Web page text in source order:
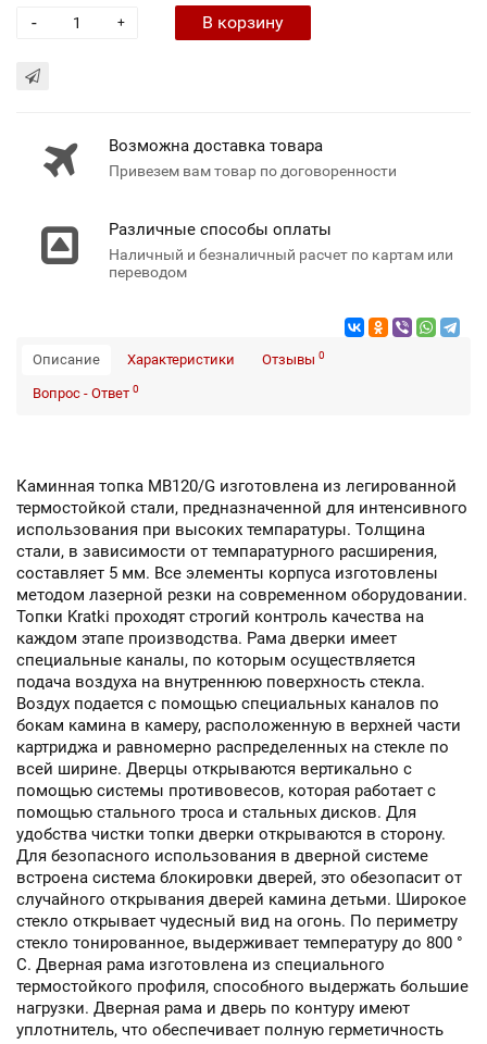
+
- В корзину
Возможна доставка товара
Привезем вам товар по договоренности
Различные способы оплаты
Наличный и безналичный расчет по картам или
переводом
Описание Характеристики Отзывы 0
Вопрос - Ответ 0
Каминная топка MB120/G изготовлена из легированной
термостойкой стали, предназначенной для интенсивного
использования при высоких темпаратуры. Толщина
стали, в зависимости от темпаратурного расширения,
составляет 5 мм. Все элементы корпуса изготовлены
методом лазерной резки на современном оборудовании.
Топки Kratki проходят строгий контроль качества на
каждом этапе производства. Рама дверки имеет
специальные каналы, по которым осуществляется
подача воздуха на внутреннюю поверхность стекла.
Воздух подается с помощью специальных каналов по
бокам камина в камеру, расположенную в верхней части
картриджа и равномерно распределенных на стекле по
всей ширине. Дверцы открываются вертикально с
помощью системы противовесов, которая работает с
помощью стального троса и стальных дисков. Для
удобства чистки топки дверки открываются в сторону.
Для безопасного использования в дверной системе
встроена система блокировки дверей, это обезопасит от
случайного открывания дверей камина детьми. Широкое
стекло открывает чудесный вид на огонь. По периметру
стекло тонированное, выдерживает температуру до 800 °
С. Дверная рама изготовлена из специального
термостойкого профиля, способного выдержать большие
нагрузки. Дверная рама и дверь по контуру имеют
уплотнитель, что обеспечивает полную герметичность